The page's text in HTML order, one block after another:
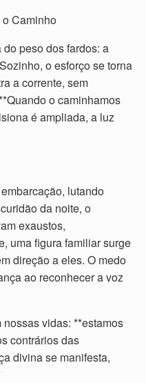
Caminho
peso dos fardos: a
o esforço se torna
a corrente, sem
o caminhamos
é ampliada, a luz
lutando
da noite, o
exaustos,
uma figura familiar surge
direção a eles. O medo
ao reconhecer a voz
vidas: **estamos
contrários das
divina se manifesta,